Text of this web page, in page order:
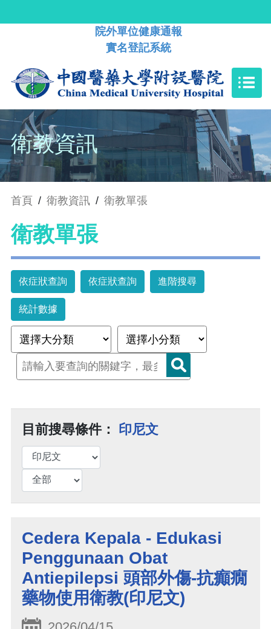
院外單位健康通報
實名登記系統
衛教資訊
首頁 / 衛教資訊 / 衛教單張
衛教單張
依症狀查詢 依症狀查詢 進階搜尋
統計數據
目前搜尋條件： 印尼文
Cedera Kepala - Edukasi
Penggunaan Obat
Antiepilepsi 頭部外傷-抗癲癇
藥物使用衛教(印尼文)